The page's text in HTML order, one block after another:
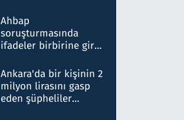
nitelikte olduğunu
belirtti
Ahbap
soruşturmasında
ifadeler birbirine girdi:
ifadelerinden ortaya
çıkan tablo şok etti
Ankara'da bir kişinin 2
milyon lirasını gasp
eden şüpheliler